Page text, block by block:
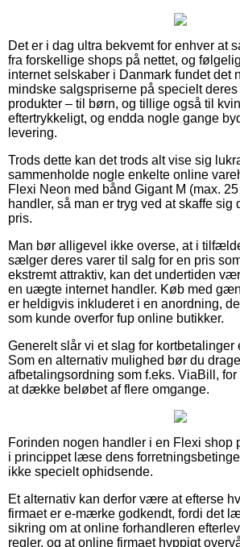
Det er i dag ultra bekvemt for enhver at
fra forskellige shops på nettet, og
internet selskaber i Danmark fundet det
mindske salgspriserne på specielt
produkter – til børn, og tillige også til
eftertrykkeligt, og endda nogle gange
levering.
Trods dette kan det trods alt vise sig
sammenholde nogle enkelte online
Flexi Neon med bånd Gigant M (max.
handler, så man er tryg ved at skaffe sig
pris.
Man bør alligevel ikke overse, at i
sælger deres varer til salg for en pris
ekstremt attraktiv, kan det undertiden
en uægte internet handler. Køb med
er heldigvis inkluderet i en anordning,
som kunde overfor fup online butikker.
Generelt slår vi et slag for kortbetalinger
Som en alternativ mulighed bør du
afbetalingsordning som f.eks. ViaBill,
at dække beløbet af flere omgange.
Forinden nogen handler i en Flexi shop
i princippet læse dens
ikke specielt ophidsende.
Et alternativ kan derfor være at efterse
firmaet er e-mærke godkendt, fordi det
sikring om at online forhandleren
regler, og at online firmaet hyppigt